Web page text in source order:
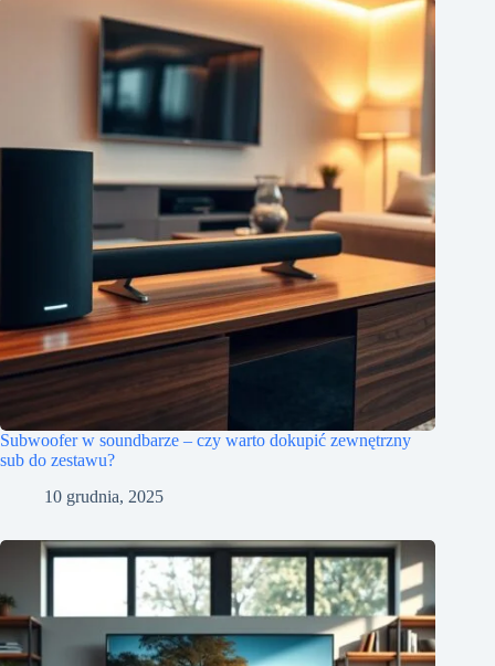
Subwoofer w soundbarze – czy warto dokupić zewnętrzny
sub do zestawu?
10 grudnia, 2025